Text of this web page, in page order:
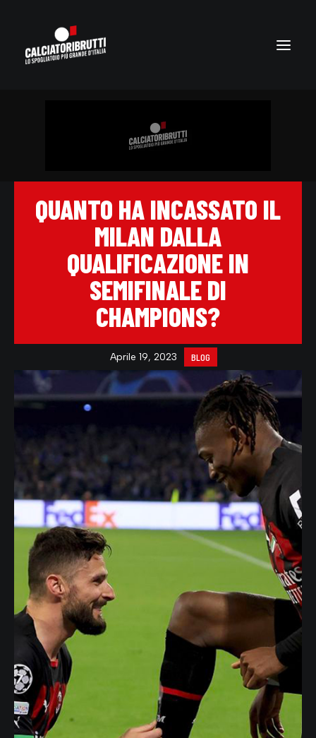
QUANTO HA INCASSATO IL
MILAN DALLA
QUALIFICAZIONE IN
SEMIFINALE DI
CHAMPIONS?
Aprile 19, 2023 BLOG